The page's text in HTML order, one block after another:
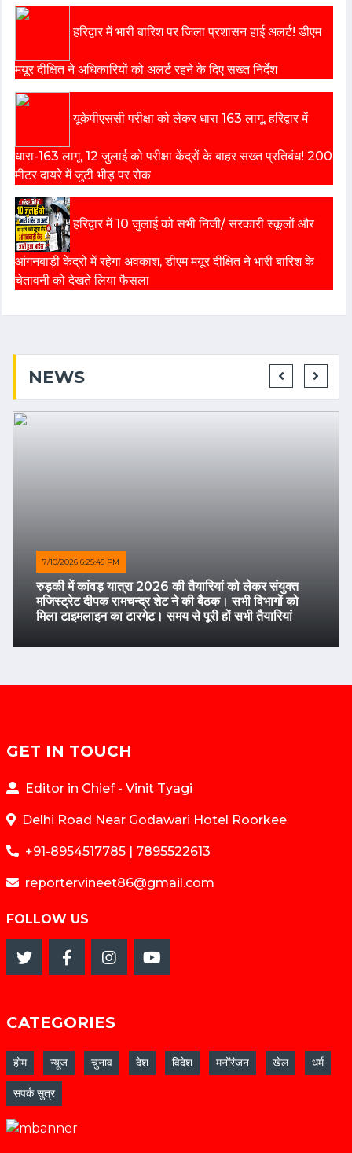
हरिद्वार में भारी बारिश पर जिला प्रशासन हाई अलर्ट! डीएम
मयूर दीक्षित ने अधिकारियों को अलर्ट रहने के दिए सख्त निर्देश
यूकेपीएससी परीक्षा को लेकर धारा 163 लागू, हरिद्वार में
धारा-163 लागू, 12 जुलाई को परीक्षा केंद्रों के बाहर सख्त प्रतिबंध! 200
मीटर दायरे में जुटी भीड़ पर रोक
हरिद्वार में 10 जुलाई को सभी निजी/ सरकारी स्कूलों और
आंगनबाड़ी केंद्रों में रहेगा अवकाश, डीएम मयूर दीक्षित ने भारी बारिश के
चेतावनी को देखते लिया फैसला
NEWS
7/10/2026 6:25:45 PM
रुड़की में कांवड़ यात्रा 2026 की तैयारियां को लेकर संयुक्त
मजिस्ट्रेट दीपक रामचन्द्र शेट ने की बैठक। सभी विभागों को
मिला टाइमलाइन का टारगेट। समय से पूरी हों सभी तैयारियां
GET IN TOUCH
Editor in Chief - Vinit Tyagi
Delhi Road Near Godawari Hotel Roorkee
+91-8954517785 | 7895522613
reportervineet86@gmail.com
FOLLOW US
CATEGORIES
होम न्यूज चुनाव देश विदेश मनोंरंजन खेल धर्म
संपर्क सुत्र